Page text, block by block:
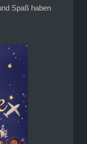
Spaß haben